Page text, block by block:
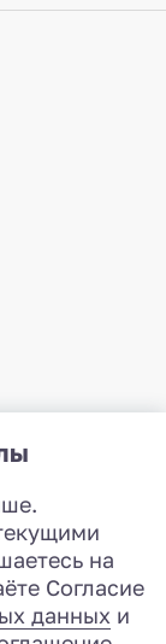
пирогов
на
Согласие
данных и